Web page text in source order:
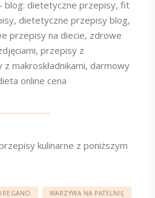
blog: dietetyczne przepisy, fit
dietetyczne przepisy blog,
przepisy na diecie, zdrowe
przepisy z
makroskładnikami, darmowy
online cena
kulinarne z poniższym
WARZYWA NA PATELNIĘ